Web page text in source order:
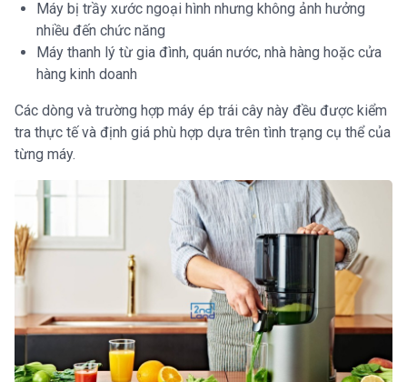
Máy bị trầy xước ngoại hình nhưng không ảnh hưởng
nhiều đến chức năng
Máy thanh lý từ gia đình, quán nước, nhà hàng hoặc cửa
hàng kinh doanh
Các dòng và trường hợp máy ép trái cây này đều được kiểm
tra thực tế và định giá phù hợp dựa trên tình trạng cụ thể của
từng máy.